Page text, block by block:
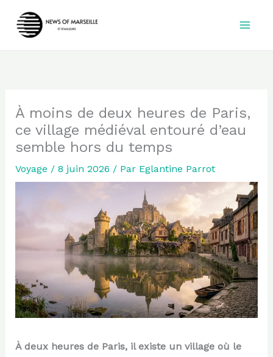
À moins de deux heures de Paris,
ce village médiéval entouré d’eau
semble hors du temps
Voyage / 8 juin 2026 / Par Eglantine Parrot
À deux heures de Paris, il existe un village où le